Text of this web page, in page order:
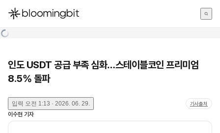
한국어
인도 USDT 공급 부족 심화…스테이블코인 프리미엄
8.5% 돌파
입력 오전 1:13 · 2026. 06. 29. 기사출처
이수현 기자